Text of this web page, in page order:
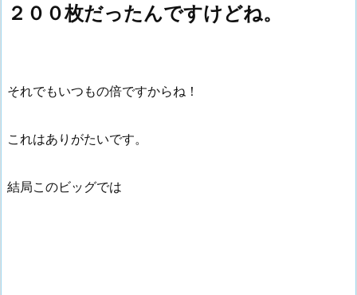
２００枚だったんですけどね。
それでもいつもの倍ですからね！
これはありがたいです。
結局このビッグでは